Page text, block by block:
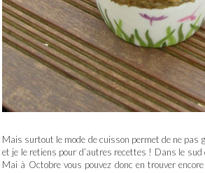
Mais surtout le mode de cuisson permet de ne pas
et je le retiens pour d’autres recettes ! Dans le sud
Mai à Octobre vous pouvez donc en trouver